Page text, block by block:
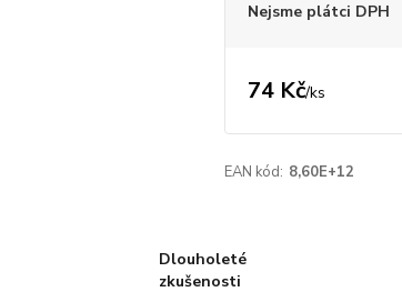
Nejsme plátci DPH
74 Kč/ks
EAN kód: 8,60E+12
Dlouholeté
zkušenosti